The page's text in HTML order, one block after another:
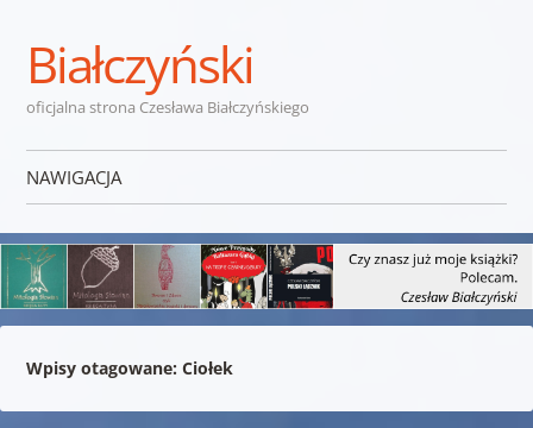
Białczyński
oficjalna strona Czesława Białczyńskiego
NAWIGACJA
Wpisy otagowane: Ciołek